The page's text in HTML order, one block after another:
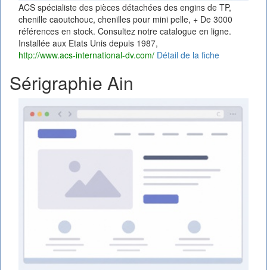
ACS spécialiste des pièces détachées des engins de TP,
chenille caoutchouc, chenilles pour mini pelle, + De 3000
références en stock. Consultez notre catalogue en ligne.
Installée aux Etats Unis depuis 1987,
http://www.acs-international-dv.com/ Détail de la fiche
Sérigraphie Ain